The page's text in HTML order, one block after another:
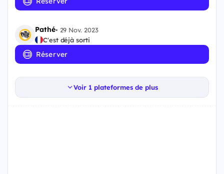
Pathé• 29 Nov. 2023
C'est déjà sorti
Réserver
Voir 1 plateformes de plus